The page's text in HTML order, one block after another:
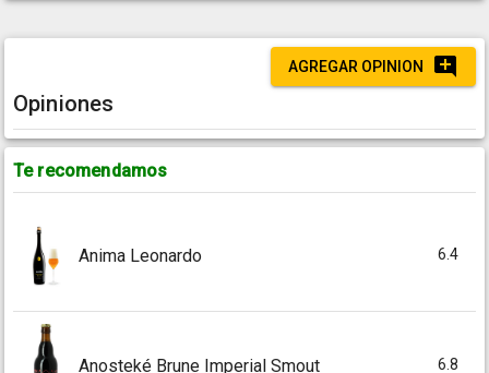
AGREGAR OPINION
Opiniones
Te recomendamos
Anima Leonardo 6.4
Anosteké Brune Imperial Smout 6.8